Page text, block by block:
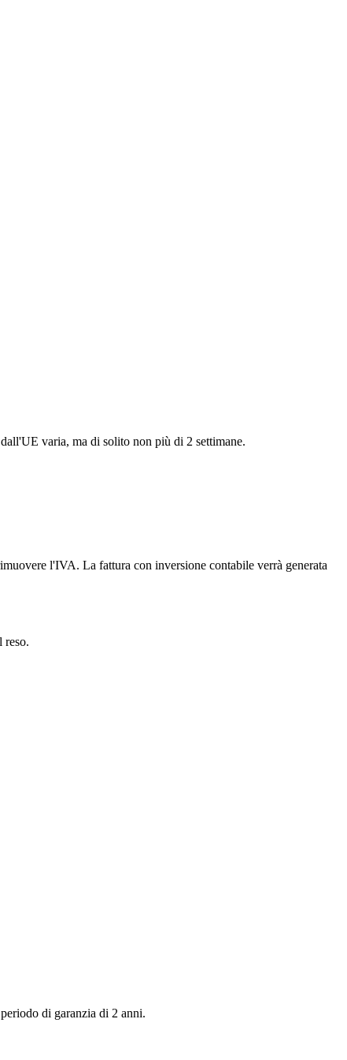
varia, ma di solito non più di 2 settimane.
l'IVA. La fattura con inversione contabile verrà generata
reso.
di garanzia di 2 anni.